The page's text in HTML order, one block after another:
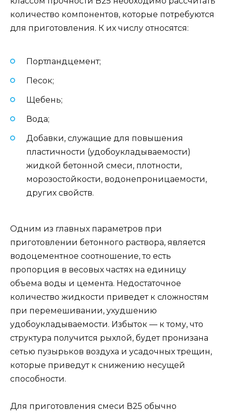
количество компонентов, которые потребуются
для приготовления. К их числу относятся:
Портландцемент;
Песок;
Щебень;
Вода;
Добавки, служащие для повышения
пластичности (удобоукладываемости)
жидкой бетонной смеси, плотности,
морозостойкости, водонепроницаемости,
других свойств.
Одним из главных параметров при
приготовлении бетонного раствора, является
водоцементное соотношение, то есть
пропорция в весовых частях на единицу
объема воды и цемента. Недостаточное
количество жидкости приведет к сложностям
при перемешивании, ухудшению
удобоукладываемости. Избыток — к тому, что
структура получится рыхлой, будет пронизана
сетью пузырьков воздуха и усадочных трещин,
которые приведут к снижению несущей
способности.
Для приготовления смеси В25 обычно